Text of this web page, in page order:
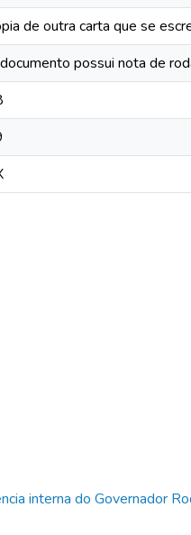
de outra carta que se
possui nota de
interna do Governador